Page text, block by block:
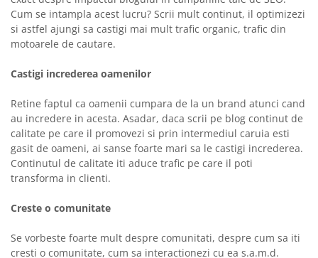
Cum se intampla acest lucru? Scrii mult continut, il optimizezi
si astfel ajungi sa castigi mai mult trafic organic, trafic din
motoarele de cautare.
Castigi increderea oamenilor
Retine faptul ca oamenii cumpara de la un brand atunci cand
au incredere in acesta. Asadar, daca scrii pe blog continut de
calitate pe care il promovezi si prin intermediul caruia esti
gasit de oameni, ai sanse foarte mari sa le castigi increderea.
Continutul de calitate iti aduce trafic pe care il poti
transforma in clienti.
Creste o comunitate
Se vorbeste foarte mult despre comunitati, despre cum sa iti
cresti o comunitate, cum sa interactionezi cu ea s.a.m.d.